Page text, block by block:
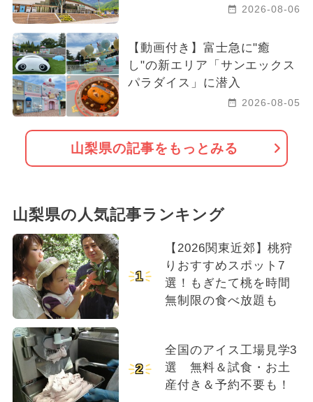
2026-08-06
【動画付き】富士急に"癒
し"の新エリア「サンエックス
パラダイス」に潜入
2026-08-05
山梨県の記事をもっとみる
山梨県の人気記事ランキング
1
【2026関東近郊】桃狩
りおすすめスポット7
選！もぎたて桃を時間
無制限の食べ放題も
2
全国のアイス工場見学3
選 無料＆試食・お土
産付き＆予約不要も！